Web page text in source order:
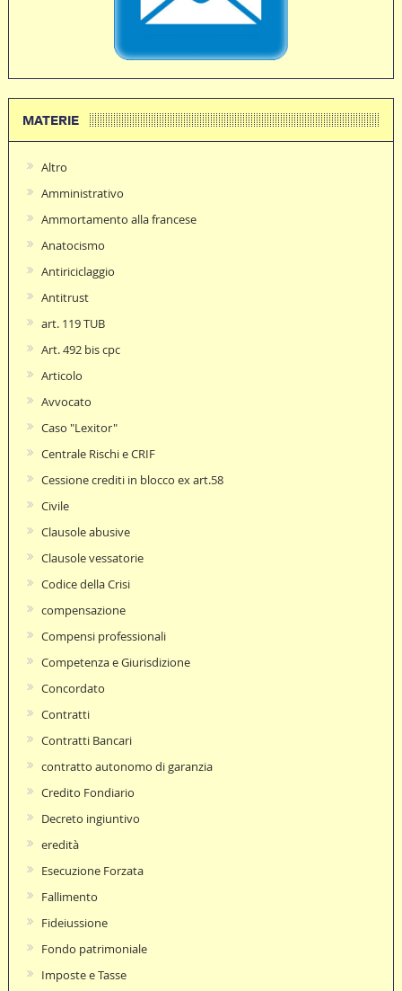
MATERIE
Altro
Amministrativo
Ammortamento alla francese
Anatocismo
Antiriciclaggio
Antitrust
art. 119 TUB
Art. 492 bis cpc
Articolo
Avvocato
Caso "Lexitor"
Centrale Rischi e CRIF
Cessione crediti in blocco ex art.58
Civile
Clausole abusive
Clausole vessatorie
Codice della Crisi
compensazione
Compensi professionali
Competenza e Giurisdizione
Concordato
Contratti
Contratti Bancari
contratto autonomo di garanzia
Credito Fondiario
Decreto ingiuntivo
eredità
Esecuzione Forzata
Fallimento
Fideiussione
Fondo patrimoniale
Imposte e Tasse